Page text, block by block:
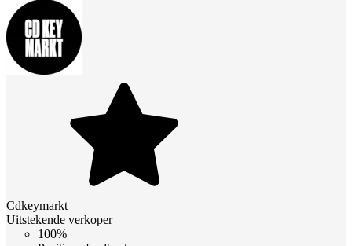
Cdkeymarkt
Uitstekende verkoper
100%